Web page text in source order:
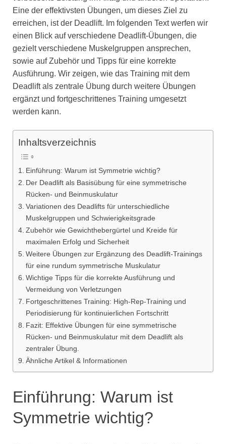
Eine der effektivsten Übungen, um dieses Ziel zu
erreichen, ist der Deadlift. Im folgenden Text werfen wir
einen Blick auf verschiedene Deadlift-Übungen, die
gezielt verschiedene Muskelgruppen ansprechen,
sowie auf Zubehör und Tipps für eine korrekte
Ausführung. Wir zeigen, wie das Training mit dem
Deadlift als zentrale Übung durch weitere Übungen
ergänzt und fortgeschrittenes Training umgesetzt
werden kann.
Inhaltsverzeichnis
Einführung: Warum ist Symmetrie wichtig?
Der Deadlift als Basisübung für eine symmetrische
Rücken- und Beinmuskulatur
Variationen des Deadlifts für unterschiedliche
Muskelgruppen und Schwierigkeitsgrade
Zubehör wie Gewichthebergürtel und Kreide für
maximalen Erfolg und Sicherheit
Weitere Übungen zur Ergänzung des Deadlift-Trainings
für eine rundum symmetrische Muskulatur
Wichtige Tipps für die korrekte Ausführung und
Vermeidung von Verletzungen
Fortgeschrittenes Training: High-Rep-Training und
Periodisierung für kontinuierlichen Fortschritt
Fazit: Effektive Übungen für eine symmetrische
Rücken- und Beinmuskulatur mit dem Deadlift als
zentraler Übung.
Ähnliche Artikel & Informationen
Einführung: Warum ist
Symmetrie wichtig?